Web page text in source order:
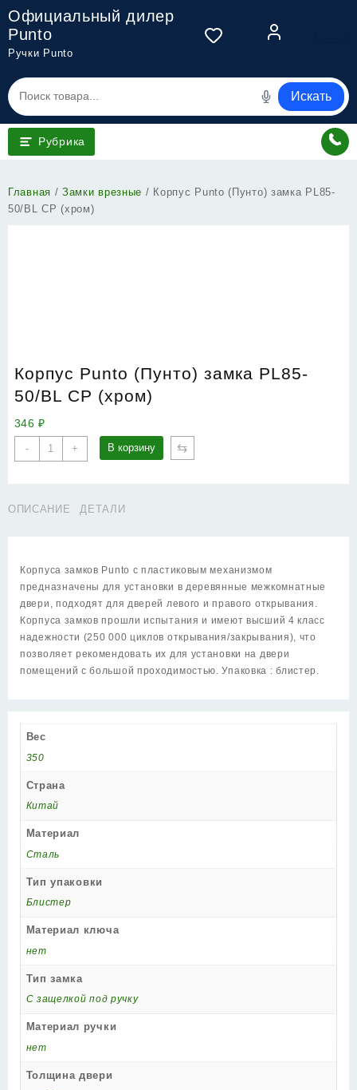
Перейти
содержимому
Официальный дилер
Punto
Ручки Punto
Искать
Рубрика
Главная /Замки врезные / Корпус Punto (Пунто) замка PL85-
50/BL CP (хром)
Корпус Punto (Пунто) замка PL85-
50/BL CP (хром)
346₽
-
Количество
товара
(Пунто)
CP
(хром)
+ В корзину ⇆
ОПИСАНИЕ ДЕТАЛИ
Корпуса замков Punto c пластиковым механизмом
предназначены для установки в деревянные межкомнатные
двери, подходят для дверей левого и правого открывания.
Корпуса замков прошли испытания и имеют высший 4 класс
надежности (250 000 циклов открывания/закрывания), что
позволяет рекомендовать их для установки на двери
помещений с большой проходимостью. Упаковка : блистер.
Вес
350
Страна
Китай
Материал
Сталь
Тип упаковки
Блистер
Материал ключа
нет
Тип замка
С защелкой под ручку
Материал ручки
нет
Толщина двери